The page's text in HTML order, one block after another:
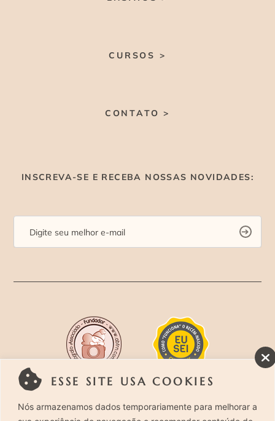
ESSE SITE USA COOKIES
Nós armazenamos dados temporariamente para melhorar a
CURSOS >
CONTATO >
INSCREVA-SE E RECEBA NOSSAS NOVIDADES:
Rua Costa Carvalho, 419 – Pinheiros, São Paulo –